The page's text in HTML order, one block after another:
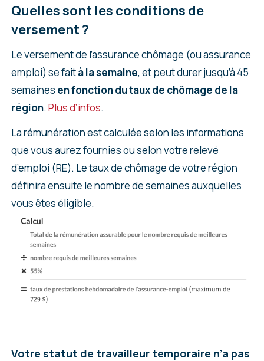
Quelles sont les conditions de
versement ?
Le versement de l’assurance chômage (ou assurance
emploi) se faità la semaine, et peut durer jusqu’à 45
semaines en fonction du taux de chômage de la
région. Plus d’infos.
La rémunération est calculée selon les informations
que vous aurez fournies ou selon votre relevé
d’emploi (RE). Le taux de chômage de votre région
définira ensuite le nombre de semaines auxquelles
vous êtes éligible.
Votre statut de travailleur temporaire n’a pas